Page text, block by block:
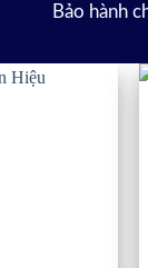
Bảo hành